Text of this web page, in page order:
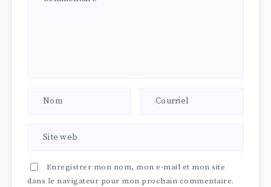
Enregistrer mon nom, mon e-mail et mon site
dans le navigateur pour mon prochain commentaire.